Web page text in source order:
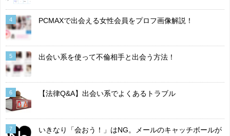
4 PCMAXで出会える女性会員をプロフ画像解説！
5 出会い系を使って不倫相手と出会う方法！
6 【法律Q&A】出会い系でよくあるトラブル
7
いきなり「会おう！」はNG。メールのキャッチボールが